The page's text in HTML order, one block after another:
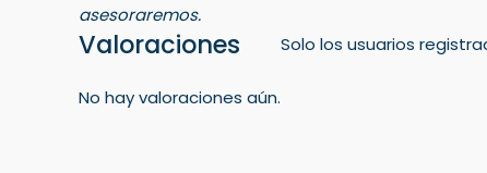
asesoraremos.
Valoraciones
No hay valoraciones aún.
Solo los usuarios